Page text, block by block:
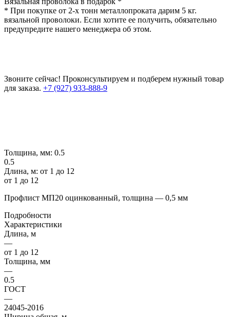
* При покупке от 2-х тонн металлопроката дарим 5 кг.
вязальной проволоки. Если хотите ее получить, обязательно
предупредите нашего менеджера об этом.
Звоните сейчас! Проконсультируем и подберем нужный товар
для заказа. +7 (927) 933-888-9
Толщина, мм: 0.5
0.5
Длина, м: от 1 до 12
от 1 до 12
Профлист МП20 оцинкованный, толщина — 0,5 мм
Подробности
Характеристики
Длина, м
—
от 1 до 12
Толщина, мм
—
0.5
ГОСТ
—
24045-2016